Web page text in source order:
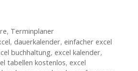
, Terminplaner
, dauerkalender, einfacher excel
buchhaltung, excel kalender,
tabellen kostenlos, excel